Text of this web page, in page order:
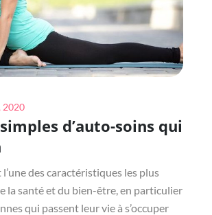
2020
d’auto-soins qui
l’une des caractéristiques les plus
la santé et du bien-être, en particulier
qui passent leur vie à s’occuper